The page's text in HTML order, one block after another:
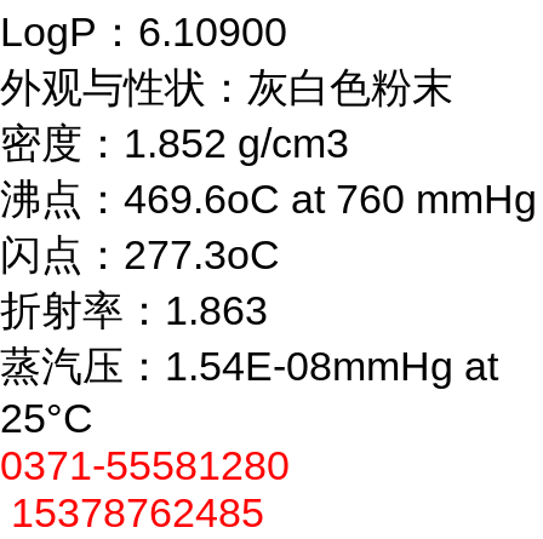
LogP：6.10900
外观与性状：灰白色粉末
密度：1.852 g/cm3
沸点：469.6oC at 760 mmHg
闪点：277.3oC
折射率：1.863
蒸汽压：1.54E-08mmHg at
25°C
0371-55581280
15378762485